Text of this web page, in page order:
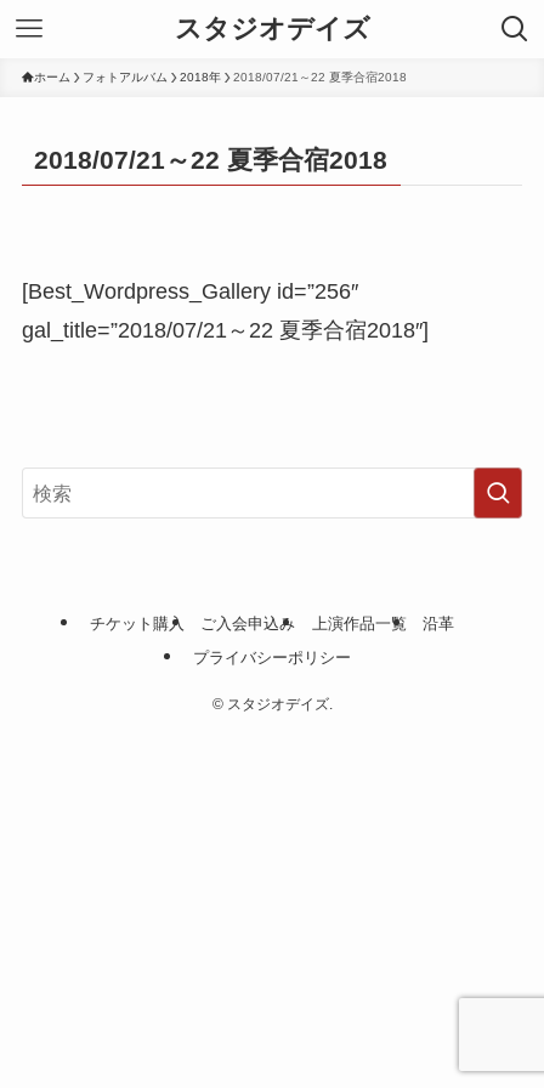
スタジオデイズ
ホーム フォトアルバム 2018年 2018/07/21～22 夏季合宿2018
2018/07/21～22 夏季合宿2018
[Best_Wordpress_Gallery id=”256″
gal_title=”2018/07/21～22 夏季合宿2018″]
チケット購入 ご入会申込み 上演作品一覧
沿革
プライバシーポリシー
©スタジオデイズ.